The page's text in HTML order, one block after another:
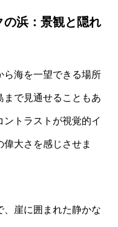
浜：景観と隠れ
ら海を一望できる場所
まで見通せることもあ
ントラストが視覚的イ
大さを感じさせま
、崖に囲まれた静かな